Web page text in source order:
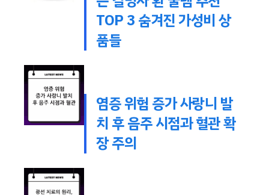
TOP 3 숨겨진 가성비 상
품들
염증 위험 증가 사랑니 발
치 후 음주 시점과 혈관 확
장 주의